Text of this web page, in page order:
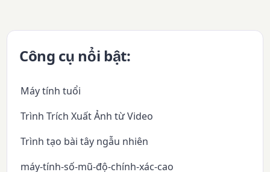
Công cụ nổi bật:
Máy tính tuổi
Trình Trích Xuất Ảnh từ Video
Trình tạo bài tây ngẫu nhiên
máy-tính-số-mũ-độ-chính-xác-cao